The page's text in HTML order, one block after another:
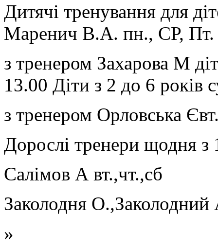
Дитячі тренування для
Маренич В.А. пн., СР, Пт.
з тренером Захарова М
13.00 Діти з 2 до 6 років
з тренером Орловська
Дорослі тренери щодня з
Салімов А вт.,чт.,сб
Заколодня
»